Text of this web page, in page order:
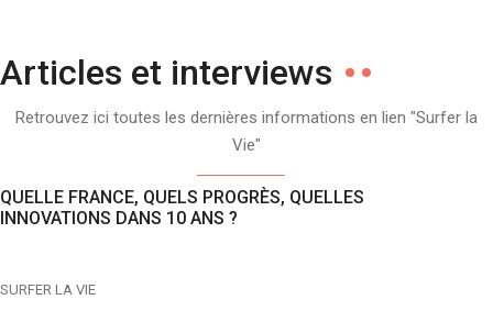
Articles et interviews
Retrouvez ici toutes les dernières informations en lien "Surfer la
Vie"
QUELLE FRANCE, QUELS PROGRÈS, QUELLES
INNOVATIONS DANS 10 ANS ?
SURFER LA VIE